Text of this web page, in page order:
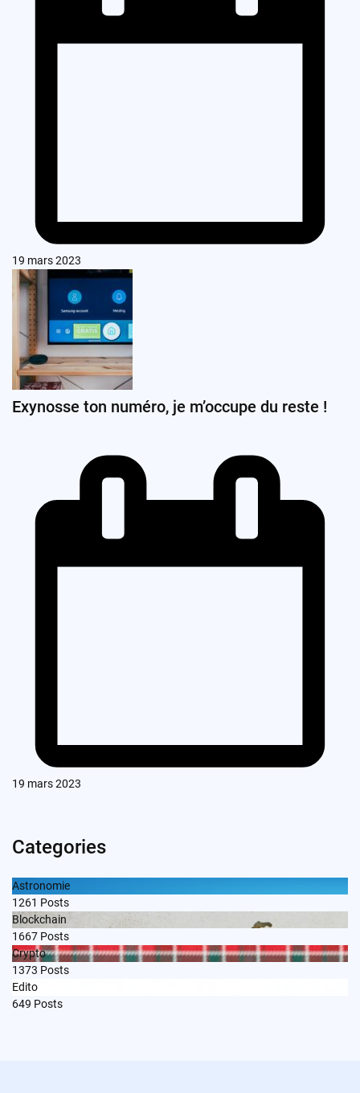
19 mars 2023
Exynosse ton numéro, je m’occupe du reste !
19 mars 2023
Categories
Astronomie
1261 Posts
Blockchain
1667 Posts
Crypto
1373 Posts
Edito
649 Posts